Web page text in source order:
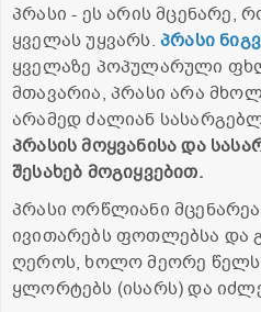
პრასი - ეს არის მცენარე,
ყველას უყვარს. პრასი
ყველაზე პოპულარული
მთავარია, პრასი არა
არამედ ძალიან
პრასის მოყვანისა და
შესახებ მოგიყვებით.
პრასი ორწლიანი
ივითარებს ფოთლებსა და
ღეროს, ხოლო მეორე წელს
ყლორტებს (ისარს) და